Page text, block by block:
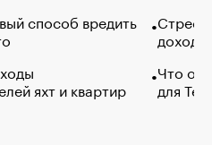
способ вредить
яхт и квартир
Что
для